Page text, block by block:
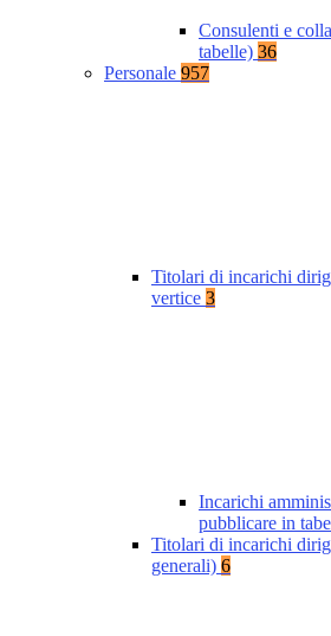
Consulenti e
tabelle) 36
Personale 957
Titolari di incarichi
vertice 3
Incarichi
pubblicare in
Titolari di incarichi
generali) 6